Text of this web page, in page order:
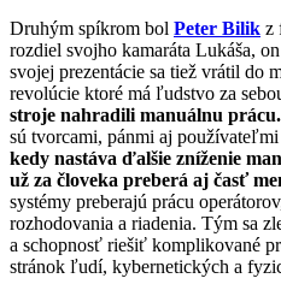
Druhým spíkrom bol Peter Bilik z
rozdiel svojho kamaráta Lukáša,
svojej prezentácie sa tiež vrátil do
revolúcie ktoré má ľudstvo za
stroje nahradili manuálnu prácu.
sú tvorcami, pánmi aj používateľmi
kedy nastáva ďalšie zníženie
už za človeka preberá aj časť
systémy preberajú prácu
rozhodovania a riadenia. Tým sa
a schopnosť riešiť komplikované
stránok ľudí, kybernetických a